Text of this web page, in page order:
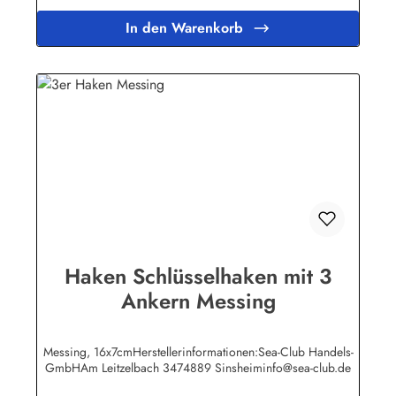
In den Warenkorb
Haken Schlüsselhaken mit 3
Ankern Messing
Messing, 16x7cmHerstellerinformationen:Sea-Club Handels-
GmbHAm Leitzelbach 3474889 Sinsheiminfo@sea-club.de